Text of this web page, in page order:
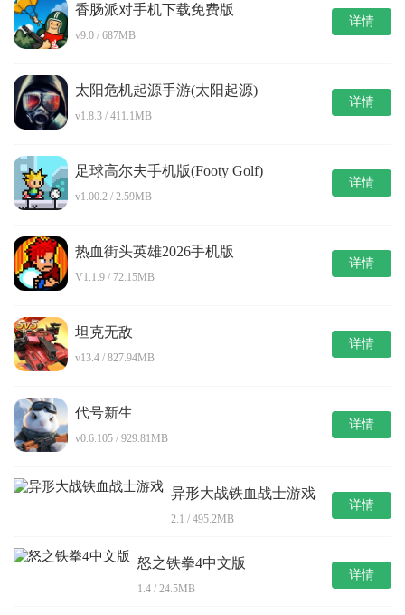
香肠派对手机下载免费版
v9.0 / 687MB
详情
太阳危机起源手游(太阳起源)
v1.8.3 / 411.1MB
详情
足球高尔夫手机版(Footy Golf)
v1.00.2 / 2.59MB
详情
热血街头英雄2026手机版
V1.1.9 / 72.15MB
详情
坦克无敌
v13.4 / 827.94MB
详情
代号新生
v0.6.105 / 929.81MB
详情
异形大战铁血战士游戏
2.1 / 495.2MB
详情
怒之铁拳4中文版
1.4 / 24.5MB
详情